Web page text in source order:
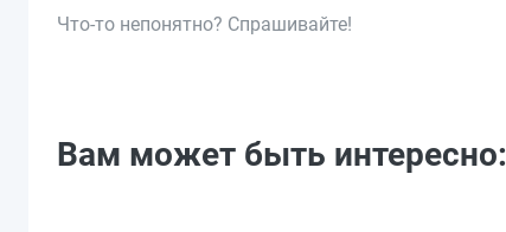
Что-то непонятно? Спрашивайте!
Вам может быть интересно: